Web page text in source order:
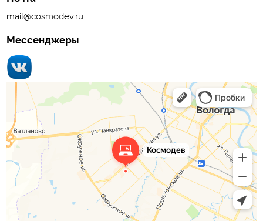
mail@cosmodev.ru
Мессенджеры